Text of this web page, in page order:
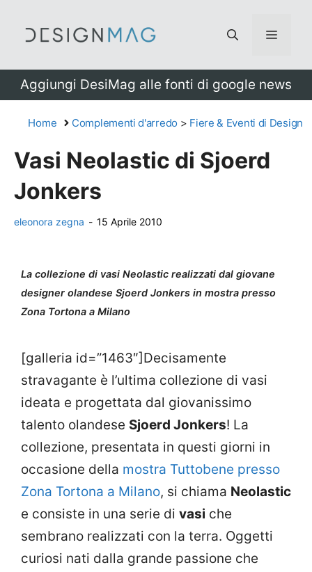
Menu
Aggiungi DesiMag alle fonti di google news
Home Complementi d'arredo > Fiere & Eventi di Design
Vasi Neolastic di Sjoerd
Jonkers
eleonora zegna - 15 Aprile 2010
La collezione di vasi Neolastic realizzati dal giovane
designer olandese Sjoerd Jonkers in mostra presso
Zona Tortona a Milano
[galleria id=”1463″]Decisamente
stravagante è l’ultima collezione di vasi
ideata e progettata dal giovanissimo
talento olandese Sjoerd Jonkers! La
collezione, presentata in questi giorni in
occasione della mostra Tuttobene presso
Zona Tortona a Milano, si chiama Neolastic
e consiste in una serie di vasi che
sembrano realizzati con la terra. Oggetti
curiosi nati dalla grande passione che